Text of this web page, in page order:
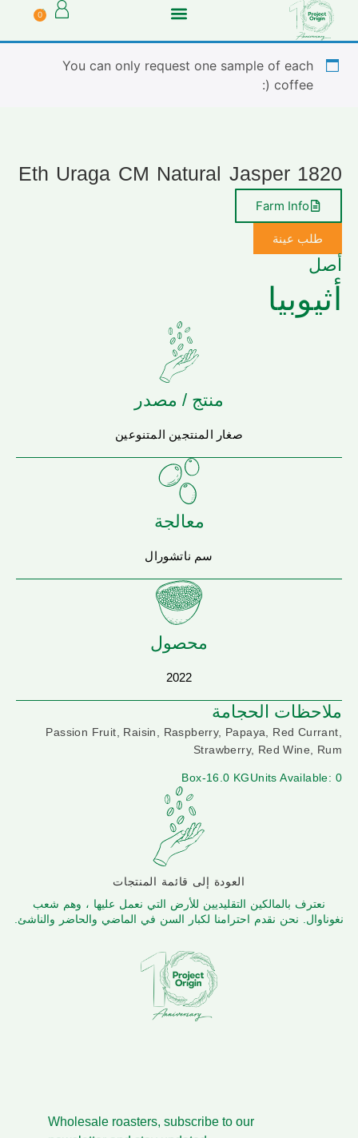
0
You can only request one sample of each
coffee (:
Eth Uraga CM Natural Jasper 1820
Farm Info
طلب عينة
أصل
أثيوبيا
منتج / مصدر
صغار المنتجين المتنوعين
معالجة
سم ناتشورال
محصول
2022
ملاحظات الحجامة
Passion Fruit, Raisin, Raspberry, Papaya, Red Currant,
Strawberry, Red Wine, Rum
Units Available: 0
Box-16.0 KG
العودة إلى قائمة المنتجات
نعترف بالمالكين التقليديين للأرض التي نعمل عليها ، وهم شعب
نغوناوال. نحن نقدم احترامنا لكبار السن في الماضي والحاضر والناشئ.